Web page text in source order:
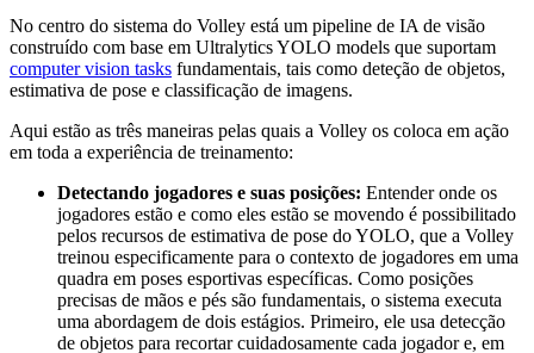
No centro do sistema do Volley está um pipeline de IA de visão
construído com base em Ultralytics YOLO models que suportam
computer vision tasks fundamentais, tais como deteção de objetos,
estimativa de pose e classificação de imagens.
Aqui estão as três maneiras pelas quais a Volley os coloca em ação
em toda a experiência de treinamento:
Detectando jogadores e suas posições: Entender onde os
jogadores estão e como eles estão se movendo é possibilitado
pelos recursos de estimativa de pose do YOLO, que a Volley
treinou especificamente para o contexto de jogadores em uma
quadra em poses esportivas específicas. Como posições
precisas de mãos e pés são fundamentais, o sistema executa
uma abordagem de dois estágios. Primeiro, ele usa detecção
de objetos para recortar cuidadosamente cada jogador e, em